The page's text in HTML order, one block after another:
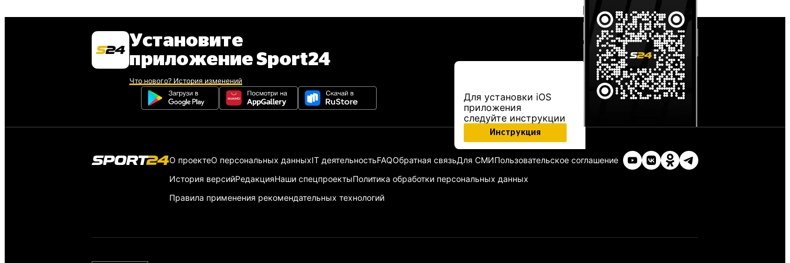
Установите
приложение Sport24
Что нового? История изменений
Для установки iOS
приложения
следуйте инструкции
Инструкция
О проектеО персональных данныхIT деятельностьFAQОбратная связьДля СМИПользовательское соглашение
История версийРедакцияНаши спецпроектыПолитика обработки персональных данных
Правила применения рекомендательных технологий